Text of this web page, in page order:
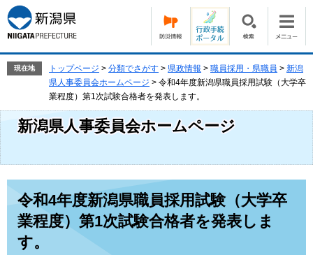
ー
ジ
の
す。
ニ
ュ
ー
し
て
本
文
へ
現在地 トップページ > 分類でさがす > 県政情報 > 職員採用・県職員 > 新潟
県人事委員会ホームページ > 令和4年度新潟県職員採用試験（大学卒
業程度）第1次試験合格者を発表します。
新潟県人事委員会ホームページ
令和4年度新潟県職員採用試験（大学卒
業程度）第1次試験合格者を発表しま
す。